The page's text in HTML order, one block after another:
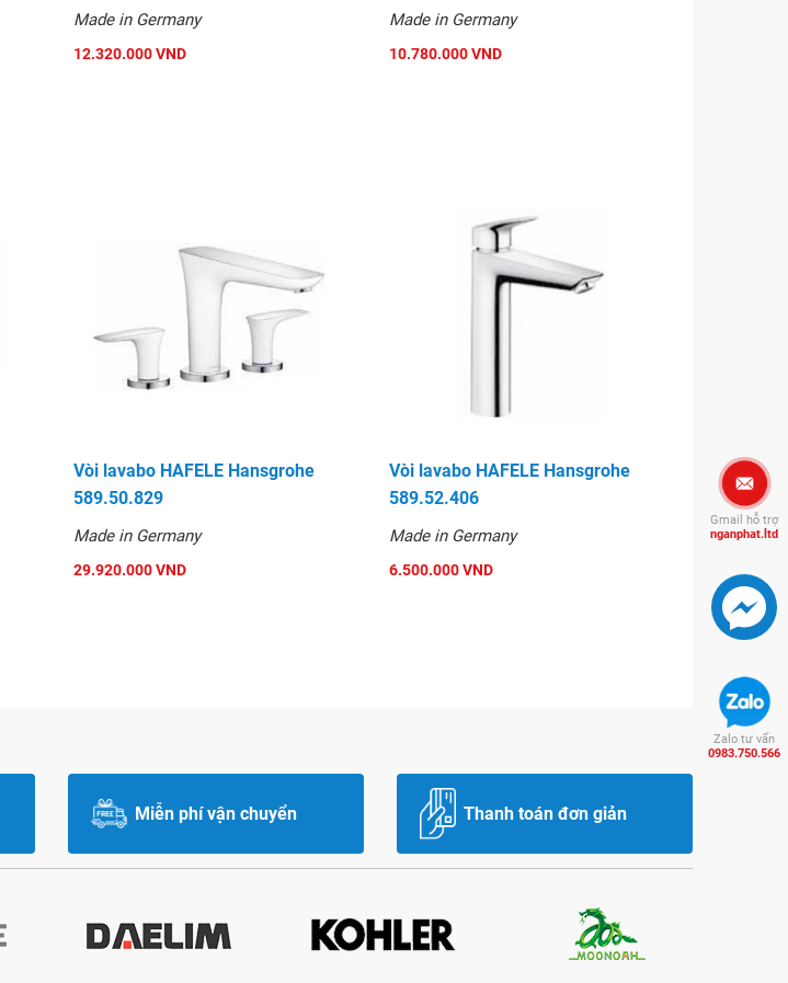
Made in Germany
12.320.000 VND
Made in Germany
10.780.000 VND
Vòi lavabo HAFELE Hansgrohe
589.50.829
Made in Germany
29.920.000 VND
Vòi lavabo HAFELE Hansgrohe
589.52.406
Made in Germany
6.500.000 VND
Miễn phí vận chuyển Thanh toán đơn giản
Gmail hỗ trợ
nganphat.ltd
Zalo tư vấn
0983.750.566